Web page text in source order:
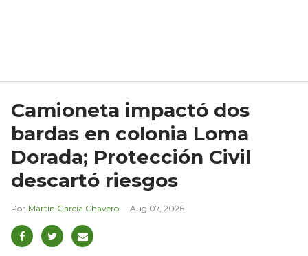
Camioneta impactó dos
bardas en colonia Loma
Dorada; Protección Civil
descartó riesgos
Martín García Chavero Aug 07, 2026